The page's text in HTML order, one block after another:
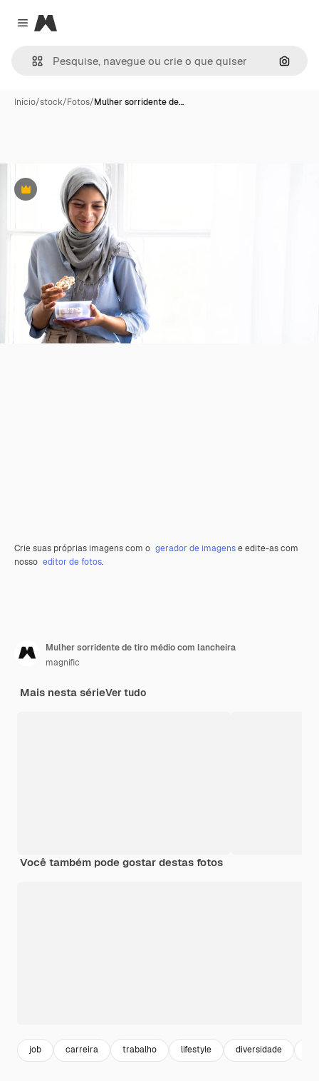
Close menu
Magnific
Início/stock/Fotos/Mulher sorridente de…
Premium
Crie suas próprias imagens com o gerador de imagense edite-as com
nosso editor de fotos.
Mulher sorridente de tiro médio com lancheira
magnific
Mais nesta sérieVer tudo
Você também pode gostar destas fotos
job carreira trabalho lifestyle diversidade